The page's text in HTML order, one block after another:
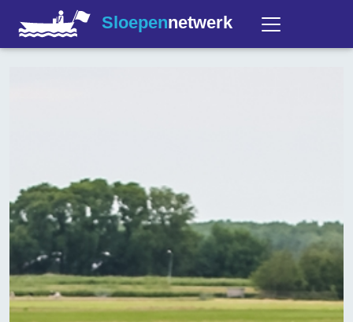
Sloepennetwerk